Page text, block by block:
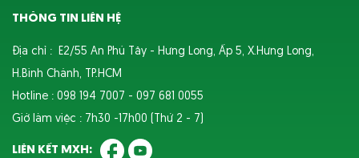
THÔNG TIN LIÊN HỆ
Địa chỉ : E2/55 An Phú Tây - Hưng Long, Ấp 5, X.Hưng Long,
H.Bình Chánh, TP.HCM
Hotline : 098 194 7007 - 097 681 0055
Giờ làm việc : 7h30 -17h00 (Thứ 2 - 7)
LIÊN KẾT MXH: